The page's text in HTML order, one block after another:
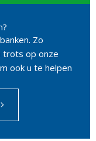
Zo
trots op onze
ook u te helpen